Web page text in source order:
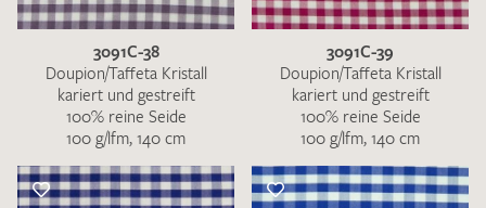
3091C-38
Doupion/Taffeta Kristall
kariert und gestreift
100% reine Seide
100 g/lfm, 140 cm
3091C-39
Doupion/Taffeta Kristall
kariert und gestreift
100% reine Seide
100 g/lfm, 140 cm